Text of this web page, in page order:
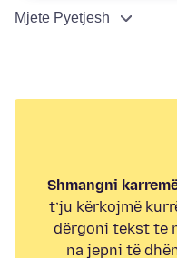
Mjete Pyetjesh
Shmangni
t’ju kërkojmë
dërgoni tekst te
na jepni të